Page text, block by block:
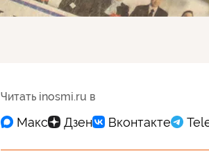
Читать inosmi.ru в